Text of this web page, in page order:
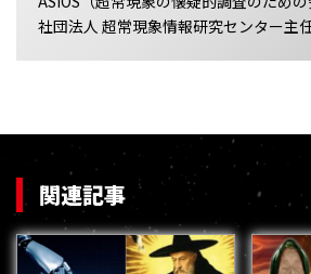
社団法人 超常現象情報研究センター主
関連記事